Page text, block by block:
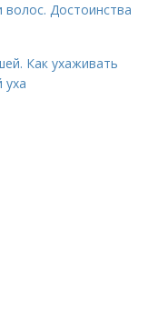
Достоинства
Как ухаживать
уха